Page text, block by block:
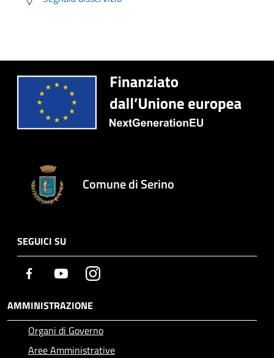
Comune di Serino
SEGUICI SU
Facebook YoutubeInstagram
AMMINISTRAZIONE
Organi di Governo
Aree Amministrative